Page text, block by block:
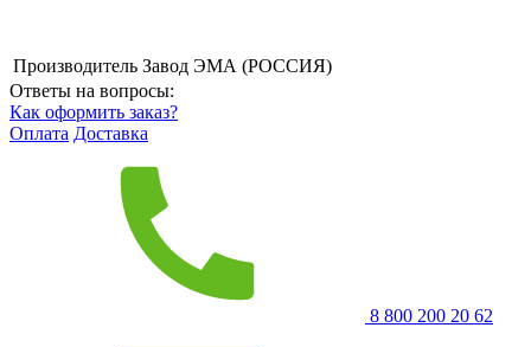
Производитель Завод ЭМА (РОССИЯ)
Ответы на вопросы:
Как оформить заказ?
Оплата Доставка
8 800 200 20 62